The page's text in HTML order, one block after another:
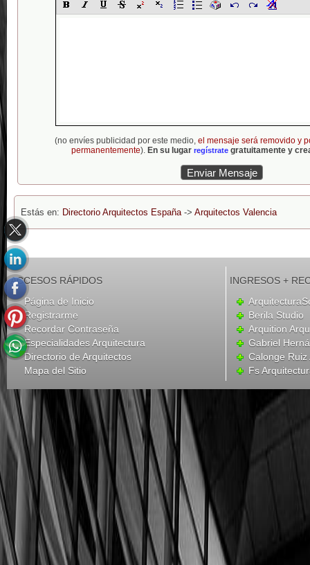
(no envíes publicidad por este medio, el mensaje será removido y
permanentemente). En su lugar regístrategratuitamente y
Estás en: Directorio Arquitectos España-> Arquitectos Valencia
ACCESOS RÁPIDOS
Página de Inicio
Registrarme
Recordar Contraseña
Especialidades Arquitectura
Directorio de Arquitectos
Mapa del Sitio
INGRESOS +
Berila Studio
Arquition
Gabriel
Calonge Ruiz
Fs